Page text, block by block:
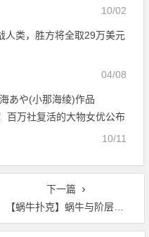
10/02
人类，胜方将全取29万美元
04/08
あや(小那海绫)作品
百万社复活的大物女优公布
10/11
下一篇
【蜗牛扑克】蜗牛与阶层穿越：布局完了么，你就在那期待牛市？